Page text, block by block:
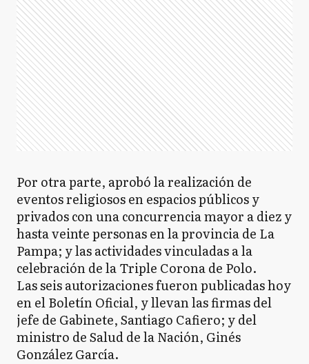
Por otra parte, aprobó la realización de
eventos religiosos en espacios públicos y
privados con una concurrencia mayor a diez y
hasta veinte personas en la provincia de La
Pampa; y las actividades vinculadas a la
celebración de la Triple Corona de Polo.
Las seis autorizaciones fueron publicadas hoy
en el Boletín Oficial, y llevan las firmas del
jefe de Gabinete, Santiago Cafiero; y del
ministro de Salud de la Nación, Ginés
González García.